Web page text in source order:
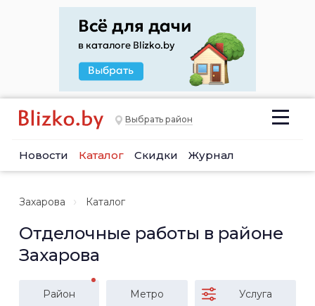
Выбрать район
Новости Каталог Скидки Журнал
Захарова Каталог
Отделочные работы в районе
Захарова
Район Метро Услуга